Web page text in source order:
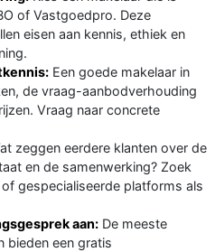
of Vastgoedpro. Deze
eisen aan kennis, ethiek en
Een goede makelaar in
de vraag-aanbodverhouding
Vraag naar concrete
zeggen eerdere klanten over de
en de samenwerking? Zoek
gespecialiseerde platforms als
aan: De meeste
bieden een gratis